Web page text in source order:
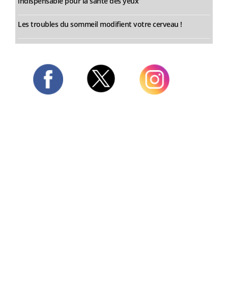
Les troubles du sommeil modifient votre cerveau !